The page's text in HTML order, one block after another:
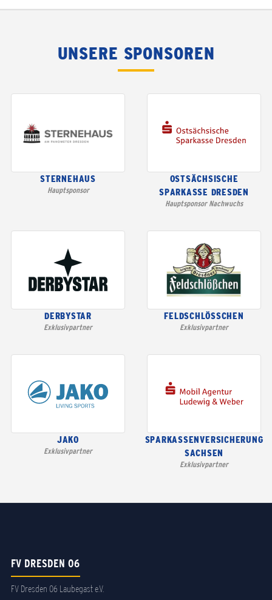
UNSERE SPONSOREN
STERNEHAUS
Hauptsponsor
OSTSÄCHSISCHE
SPARKASSE DRESDEN
Hauptsponsor Nachwuchs
DERBYSTAR
Exklusivpartner
FELDSCHLÖSSCHEN
Exklusivpartner
JAKO
Exklusivpartner
SPARKASSENVERSICHERUNG
SACHSEN
Exklusivpartner
FV DRESDEN 06
FV Dresden 06 Laubegast e.V.